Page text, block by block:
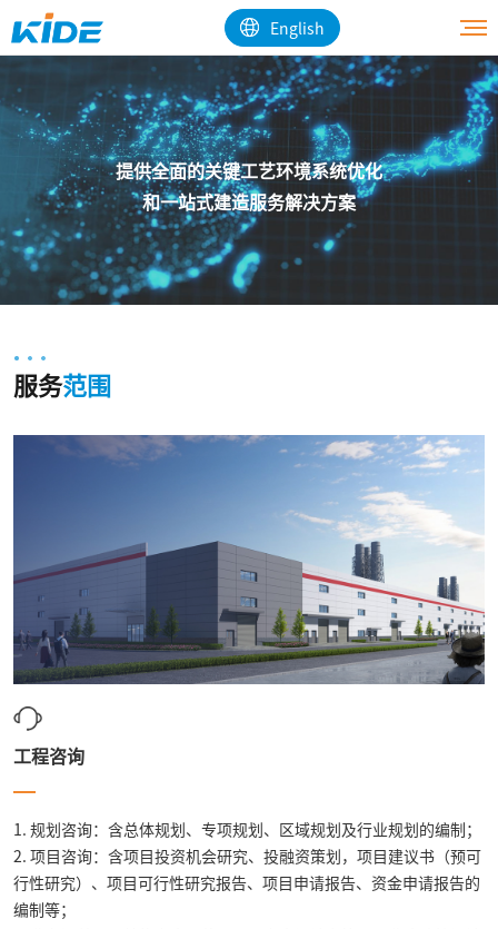
English
提供全面的关键工艺环境系统优化
和一站式建造服务解决方案
服务范围
工程咨询
1. 规划咨询：含总体规划、专项规划、区域规划及行业规划的编制；
2. 项目咨询：含项目投资机会研究、投融资策划，项目建议书（预可
行性研究）、项目可行性研究报告、项目申请报告、资金申请报告的
编制等；